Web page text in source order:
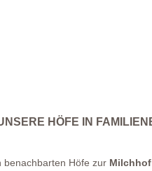
HÖFE IN
benachbarten Höfe zur